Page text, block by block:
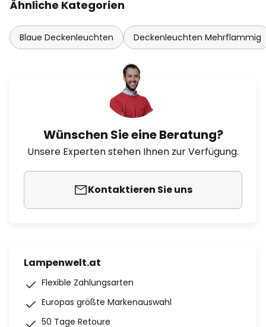
Ähnliche Kategorien
Blaue Deckenleuchten Deckenleuchten Mehrflammig
Wünschen Sie eine Beratung?
Unsere Experten stehen Ihnen zur Verfügung.
Kontaktieren Sie uns
Lampenwelt.at
Flexible Zahlungsarten
Europas größte Markenauswahl
50 Tage Retoure